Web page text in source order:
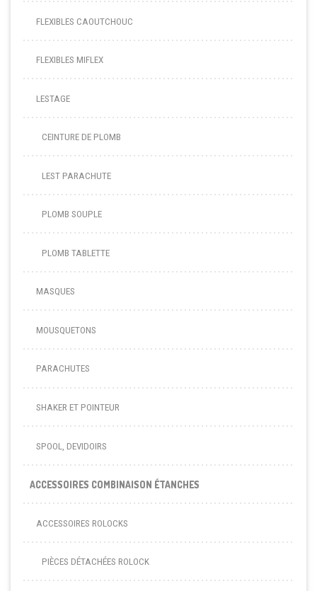
FLEXIBLES CAOUTCHOUC
FLEXIBLES MIFLEX
LESTAGE
CEINTURE DE PLOMB
LEST PARACHUTE
PLOMB SOUPLE
PLOMB TABLETTE
MASQUES
MOUSQUETONS
PARACHUTES
SHAKER ET POINTEUR
SPOOL, DEVIDOIRS
ACCESSOIRES COMBINAISON ÉTANCHES
ACCESSOIRES ROLOCKS
PIÈCES DÉTACHÉES ROLOCK